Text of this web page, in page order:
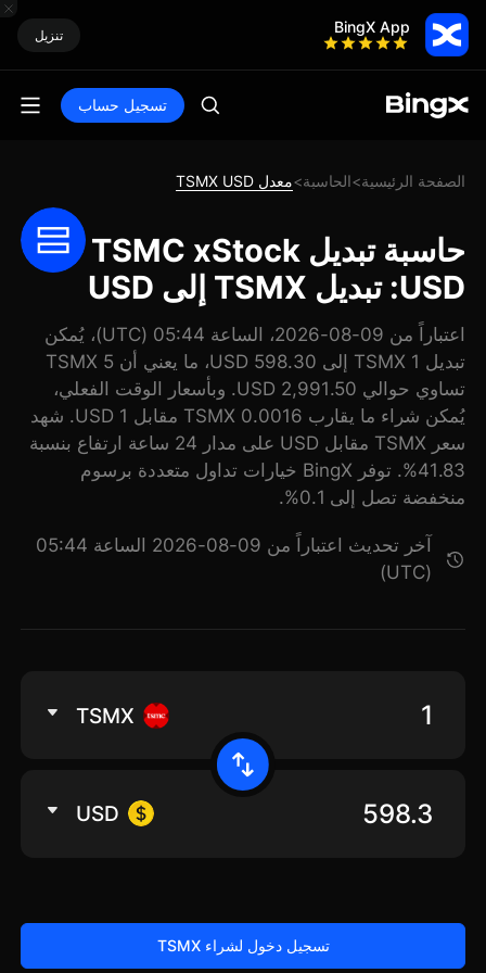
BingX App تنزيل
تسجيل حساب
الصفحة الرئيسية>الحاسبة>معدل TSMX USD
حاسبة تبديل TSMC xStock
USD: تبديل TSMX إلى USD
اعتباراً من 09-08-2026، الساعة 05:44 (UTC)، يُمكن
تبديل 1 TSMX إلى 598.30 USD، ما يعني أن 5 TSMX
تساوي حوالي 2,991.50 USD. وبأسعار الوقت الفعلي،
يُمكن شراء ما يقارب 0.0016 TSMX مقابل 1 USD. شهد
سعر TSMX مقابل USD على مدار 24 ساعة ارتفاع بنسبة
41.83%. توفر BingX خيارات تداول متعددة برسوم
منخفضة تصل إلى 0.1%.
آخر تحديث اعتباراً من 09-08-2026 الساعة 05:44
(UTC)
TSMX
USD
تسجيل دخول لشراء TSMX